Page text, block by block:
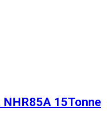
15Tonne